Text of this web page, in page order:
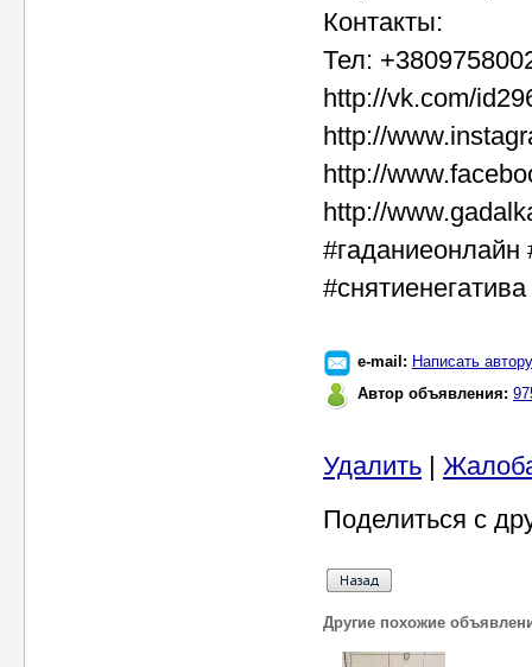
Контакты:
Тел:
http://vk.com/
http://
http://
http://
#гаданиеонлайн
e-mail: Написать автору
Автор объявления:
Удалить |
Поделиться с
Другие похожие